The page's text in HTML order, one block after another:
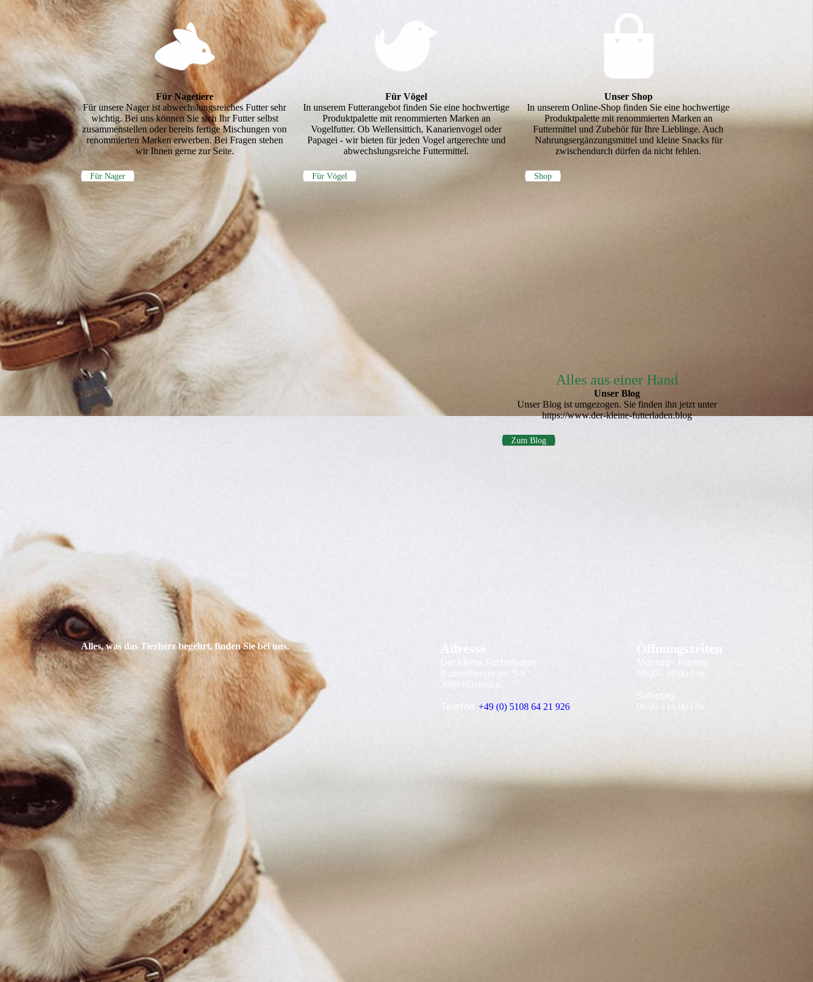
Für Nagetiere
Für unsere Nager ist abwechslungsreiches Futter sehr
wichtig. Bei uns können Sie sich Ihr Futter selbst
zusammenstellen oder bereits fertige Mischungen von
renommierten Marken erwer­ben. Bei Fragen stehen
wir Ihnen gerne zur Seite.
Für Nager
Für Vögel
In unserem Futterangebot finden Sie eine hochwertige
Produkt­palette mit renommierten Marken an
Vogelfutter. Ob Wellensittich, Kanarienvogel oder
Papagei - wir bieten für jeden Vogel artgerechte und
abwechslungsreiche Futtermittel.
Für Vögel
Unser Shop
In unserem Online-Shop finden Sie eine hochwertige
Produkt­palette mit renommierten Marken an
Futtermittel und Zubehör für Ihre Lieblinge. Auch
Nahrungsergänzungsmittel und kleine Snacks für
zwischendurch dürfen da nicht fehlen.
Shop
Alles aus einer Hand
Unser Blog
Unser Blog ist umgezogen. Sie finden ihn jetzt unter
https://www.der-kleine-futterladen.blog
Zum Blog
Alles, was das Tier­herz begehrt, finden Sie bei uns.
Der kleine Futterladen
Telefon:+49 (0) 5108 64 21 926
Öffnungszeiten
Montag - Freitag
Samstag